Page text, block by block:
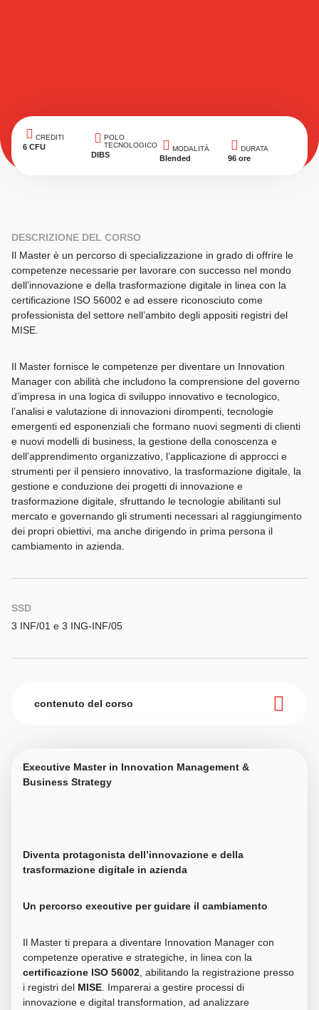
CREDITI
6 CFU
POLO
TECNOLOGICO
DIBS
MODALITÀ
Blended
DURATA
96 ore
DESCRIZIONE DEL CORSO
Il Master è un percorso di specializzazione in grado di offrire le
competenze necessarie per lavorare con successo nel mondo
dell’innovazione e della trasformazione digitale in linea con la
certificazione ISO 56002 e ad essere riconosciuto come
professionista del settore nell’ambito degli appositi registri del
MISE.
Il Master fornisce le competenze per diventare un Innovation
Manager con abilità che includono la comprensione del governo
d’impresa in una logica di sviluppo innovativo e tecnologico,
l’analisi e valutazione di innovazioni dirompenti, tecnologie
emergenti ed esponenziali che formano nuovi segmenti di clienti
e nuovi modelli di business, la gestione della conoscenza e
dell’apprendimento organizzativo, l’applicazione di approcci e
strumenti per il pensiero innovativo, la trasformazione digitale, la
gestione e conduzione dei progetti di innovazione e
trasformazione digitale, sfruttando le tecnologie abilitanti sul
mercato e governando gli strumenti necessari al raggiungimento
dei propri obiettivi, ma anche dirigendo in prima persona il
cambiamento in azienda.
SSD
3 INF/01 e 3 ING-INF/05
contenuto del corso
Executive Master in Innovation Management &
Business Strategy
Diventa protagonista dell’innovazione e della
trasformazione digitale in azienda
Un percorso executive per guidare il cambiamento
Il Master ti prepara a diventare Innovation Manager con
competenze operative e strategiche, in linea con la
certificazione ISO 56002 , abilitando la registrazione presso
i registri del MISE . Imparerai a gestire processi di
innovazione e digital transformation, ad analizzare